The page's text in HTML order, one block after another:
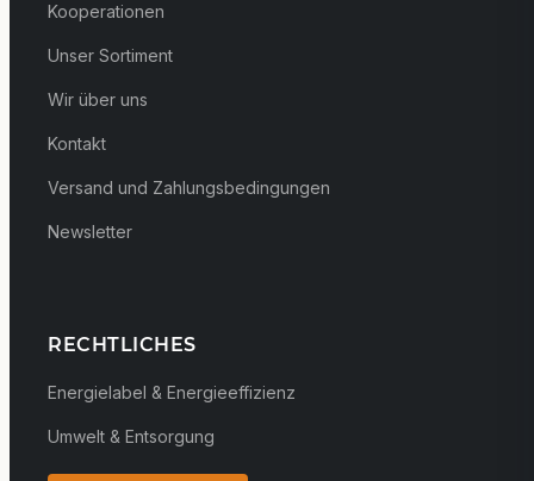
Kooperationen
Unser Sortiment
Wir über uns
Kontakt
Versand und Zahlungsbedingungen
Newsletter
RECHTLICHES
Energielabel & Energieeffizienz
Umwelt & Entsorgung